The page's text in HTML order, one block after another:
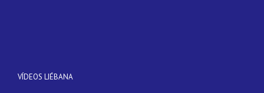
VÍDEOS LIÉBANA